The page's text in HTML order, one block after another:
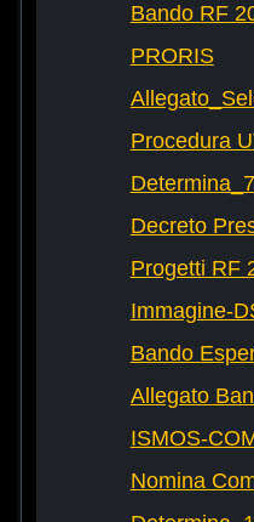
Bando RF
PRORIS
Procedura
Decreto
Progetti RF
Immagine-
Bando
Allegato
ISMOS-
Nomina